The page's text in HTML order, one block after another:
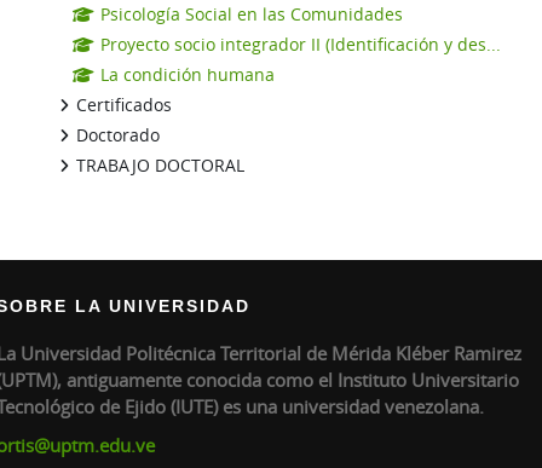
Psicología Social en las Comunidades
Proyecto socio integrador II (Identificación y des...
La condición humana
Certificados
Doctorado
TRABAJO DOCTORAL
Bloques suplementarios
LA UNIVERSIDAD
Universidad Politécnica Territorial de Mérida Kléber Ramirez
antiguamente conocida como el Instituto Universitario
de Ejido (IUTE) es una universidad venezolana.